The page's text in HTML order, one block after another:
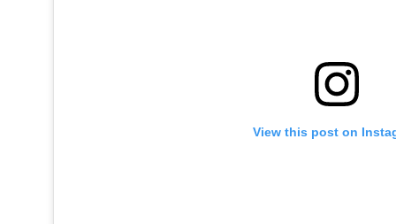
View this post on